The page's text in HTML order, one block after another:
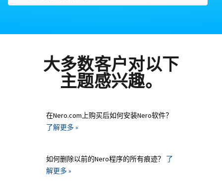
大多数客户对以下
主题感兴趣。
在Nero.com上购买后如何安装Nero软件？
了解更多 »
如何删除以前的Nero程序的所有痕迹？
了
解更多 »